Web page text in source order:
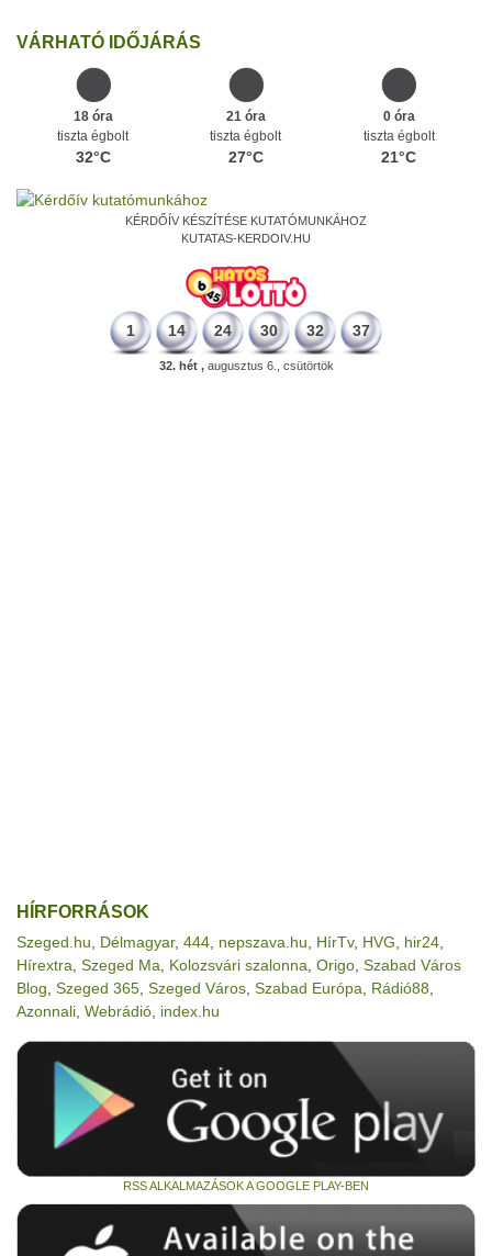
VÁRHATÓ IDŐJÁRÁS
18 óra
tiszta égbolt
32°C
21 óra
tiszta égbolt
27°C
0 óra
tiszta égbolt
21°C
KÉRDŐÍV KÉSZÍTÉSE KUTATÓMUNKÁHOZ
KUTATAS-KERDOIV.HU
1 14 24 30 32 37
32. hét ,augusztus 6., csütörtök
HÍRFORRÁSOK
Szeged.hu Délmagyar, 444 nepszava.hu HírTv, HVG hir24
Hírextra Szeged Ma Kolozsvári szalonna Origo Szabad Város
Blog Szeged 365 Szeged Város Szabad Európa Rádió88
Azonnali Webrádió index.hu
RSS ALKALMAZÁSOK A GOOGLE PLAY-BEN